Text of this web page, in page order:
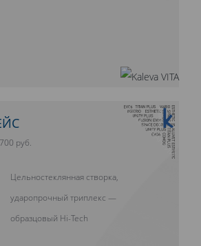
10 ЛЕТ ГАРАНТИИ
руб.
Цельностеклянная створка,
ударопрочный триплекс —
образцовый Hi-Tech